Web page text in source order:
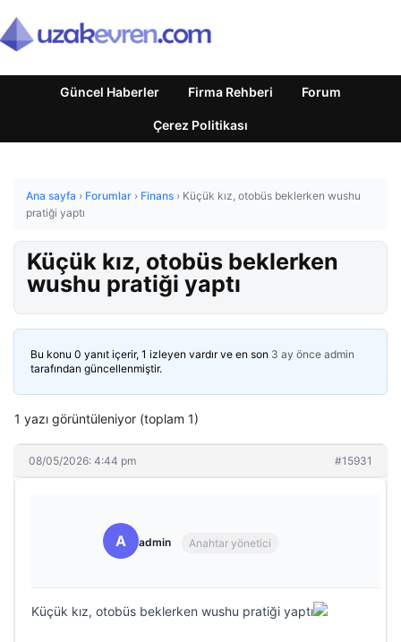
Güncel Haberler Firma Rehberi Forum
Çerez Politikası
Ana sayfa › Forumlar › Finans › Küçük kız, otobüs beklerken wushu
pratiği yaptı
Küçük kız, otobüs beklerken
wushu pratiği yaptı
Bu konu 0 yanıt içerir, 1 izleyen vardır ve en son 3 ay önce admin
tarafından güncellenmiştir.
1 yazı görüntüleniyor (toplam 1)
08/05/2026: 4:44 pm #15931
A admin Anahtar yönetici
Küçük kız, otobüs beklerken wushu pratiği yaptı